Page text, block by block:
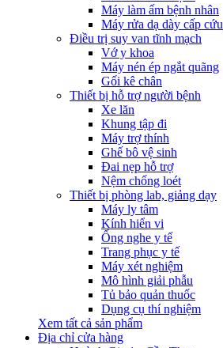
Máy làm ấm bệnh nhân
Máy rửa dạ dày cấp cứu
Điều trị suy van tĩnh mạch
Vớ y khoa
Máy nén ép ngắt quãng
Gối kê chân
Thiết bị hỗ trợ người bệnh
Xe lăn
Khung tập đi
Máy trợ thính
Ghế bô vệ sinh
Đai nẹp hỗ trợ
Nệm chống loét
Thiết bị phòng lab, giảng dạy
Máy ly tâm
Kính hiển vi
Ống nghe y tế
Trang phục y tế
Máy xét nghiệm
Mô hình giải phẫu
Tủ bảo quản thuốc
Dụng cụ thí nghiệm
Xem tất cả sản phẩm
Địa chỉ cửa hàng